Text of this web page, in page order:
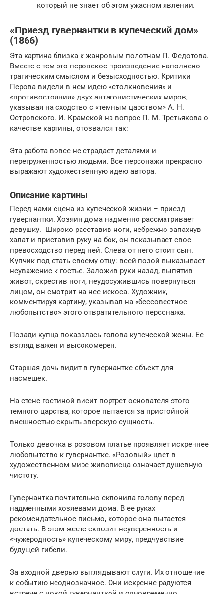
который не знает об этом ужасном явлении.
«Приезд гувернантки в купеческий дом»
(1866)
Эта картина близка к жанровым полотнам П. Федотова.
Вместе с тем это перовское произведение наполнено
трагическим смыслом и безысходностью. Критики
Перова видели в нем идею «столкновения» и
«противостояния» двух антагонистических миров,
указывая на сходство с «темным царством» А. Н.
Островского. И. Крамской на вопрос П. М. Третьякова о
качестве картины, отозвался так:
Эта работа вовсе не страдает деталями и
перегруженностью людьми. Все персонажи прекрасно
выражают художественную идею автора.
Описание картины
Перед нами сцена из купеческой жизни – приезд
гувернантки. Хозяин дома надменно рассматривает
девушку. Широко расставив ноги, небрежно запахнув
халат и приставив руку на бок, он показывает свое
превосходство перед ней. Слева от него стоит сын.
Купчик под стать своему отцу: всей позой выказывает
неуважение к гостье. Заложив руки назад, выпятив
живот, скрестив ноги, неудосужившись повернуться
лицом, он смотрит на нее искоса. Художник,
комментируя картину, указывал на «бессовестное
любопытство» этого отвратительного персонажа.
Позади купца показалась голова купеческой жены. Ее
взгляд важен и высокомерен.
Старшая дочь видит в гувернантке объект для
насмешек.
На стене гостиной висит портрет основателя этого
темного царства, которое пытается за пристойной
внешностью скрыть зверскую сущность.
Только девочка в розовом платье проявляет искреннее
любопытство к гувернантке. «Розовый» цвет в
художественном мире живописца означает душевную
чистоту.
Гувернантка почтительно склонила голову перед
надменными хозяевами дома. В ее руках
рекомендательное письмо, которое она пытается
достать. В этом жесте сквозит неуверенность и
«чужеродность» купеческому миру, предчувствие
будущей гибели.
За входной дверью выглядывают слуги. Их отношение
к событию неоднозначное. Они искренне радуются